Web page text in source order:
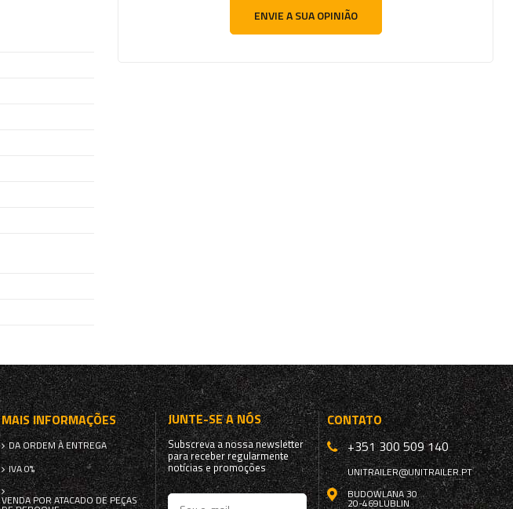
ENVIE A SUA OPINIÃO
MAIS INFORMAÇÕES
DA ORDEM À ENTREGA
IVA 0%
VENDA POR ATACADO DE PEÇAS
JUNTE-SE A NÓS
Subscreva a nossa newsletter
para receber regularmente
notícias e promoções
CONTATO
+351 300 509 140
UNITRAILER@UNITRAILER.PT
BUDOWLANA 30
20-469LUBLIN